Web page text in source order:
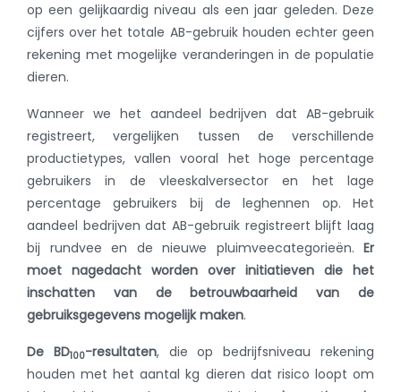
op een gelijkaardig niveau als een jaar geleden. Deze
cijfers over het totale AB-gebruik houden echter geen
rekening met mogelijke veranderingen in de populatie
dieren.
Wanneer we het aandeel bedrijven dat AB-gebruik
registreert, vergelijken tussen de verschillende
productietypes, vallen vooral het hoge percentage
gebruikers in de vleeskalversector en het lage
percentage gebruikers bij de leghennen op. Het
aandeel bedrijven dat AB-gebruik registreert blijft laag
bij rundvee en de nieuwe pluimveecategorieën. Er
moet nagedacht worden over initiatieven die het
inschatten van de betrouwbaarheid van de
gebruiksgegevens mogelijk maken.
De BD100-resultaten, die op bedrijfsniveau rekening
houden met het aantal kg dieren dat risico loopt om